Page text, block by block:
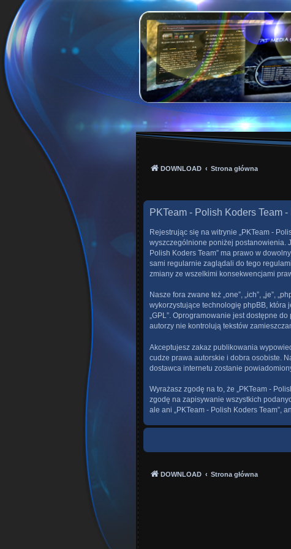
PKTeam - Polish Koders
Hyperion, Enigma, E2, PKT, listy kanałów, oscam
DOWNLOAD Strona główna
PKTeam - Polish Koders Team
Rejestrując się na witrynie „PKTeam -
wyszczególnione poniżej postanowienia.
Polish Koders Team” ma prawo w
sami regularnie zaglądali do tego
zmiany ze wszelkimi konsekwencjami
Nasze fora zwane też „one”, „ich”, „je”,
wykorzystujące technologię phpBB, która
„GPL”. Oprogramowanie jest dostępne
autorzy nie kontrolują tekstów
Akceptujesz zakaz publikowania
cudze prawa autorskie i dobra osobiste.
dostawca internetu zostanie
Wyrażasz zgodę na to, że „PKTeam -
zgodę na zapisywanie wszystkich
ale ani „PKTeam - Polish Koders Team”,
DOWNLOAD Strona główna